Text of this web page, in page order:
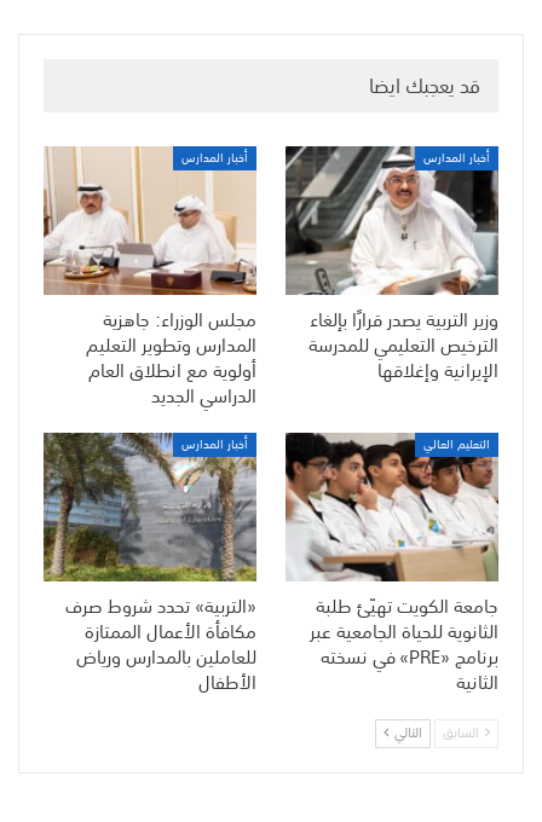
قد يعجبك ايضا
أخبار المدارس
وزير التربية يصدر قرارًا بإلغاء
الترخيص التعليمي للمدرسة
الإيرانية وإغلاقها
أخبار المدارس
مجلس الوزراء: جاهزية
المدارس وتطوير التعليم
أولوية مع انطلاق العام
الدراسي الجديد
التعليم العالي
جامعة الكويت تهيّئ طلبة
الثانوية للحياة الجامعية عبر
برنامج «PRE» في نسخته
الثانية
أخبار المدارس
«التربية» تحدد شروط صرف
مكافأة الأعمال الممتازة
للعاملين بالمدارس ورياض
الأطفال
السابق التالي